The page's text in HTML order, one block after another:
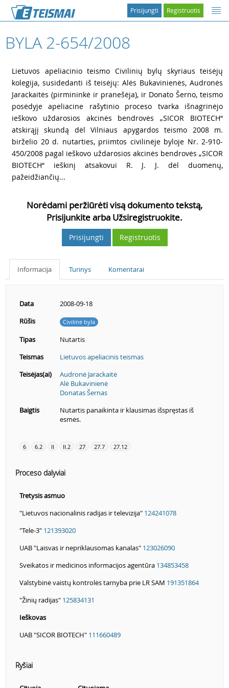
Registruotis
Prisijungti
BYLA 2-654/2008
Lietuvos apeliacinio teismo Civilinių bylų skyriaus teisėjų
kolegija, susidedanti iš teisėjų: Alės Bukavinienės, Audronės
Jarackaitės (pirmininkė ir pranešėja), ir Donato Šerno, teismo
posėdyje apeliacine rašytinio proceso tvarka išnagrinėjo
ieškovo uždarosios akcinės bendrovės „SICOR BIOTECH“
atskirąjį skundą dėl Vilniaus apygardos teismo 2008 m.
birželio 20 d. nutarties, priimtos civilinėje byloje Nr. 2-910-
450/2008 pagal ieškovo uždarosios akcinės bendrovės „SICOR
BIOTECH“ ieškinį atsakovui R. J. J. dėl duomenų,
pažeidžiančių...
Norėdami peržiūrėti visą dokumento tekstą,
Prisijunkite arba Užsiregistruokite.
Prisijungti Registruotis
Informacija Turinys Komentarai
Data
2008-09-18
Rūšis
Civilinė byla
Tipas
Nutartis
Teismas
Lietuvos apeliacinis teismas
Teisėjas(ai)
Audronė Jarackaitė
Alė Bukavinienė
Donatas Šernas
Baigtis
Nutartis panaikinta ir klausimas išspręstas iš
esmės.
6 6.2 II II.2 27 27.7 27.12
Proceso dalyviai
Tretysis asmuo
"Lietuvos nacionalinis radijas ir televizija" 124241078
"Tele-3" 121393020
UAB "Laisvas ir nepriklausomas kanalas" 123026090
Sveikatos ir medicinos informacijos agentūra 134853458
Valstybinė vaistų kontrolės tarnyba prie LR SAM 191351864
"Žinių radijas" 125834131
Ieškovas
UAB "SICOR BIOTECH" 111660489
Ryšiai